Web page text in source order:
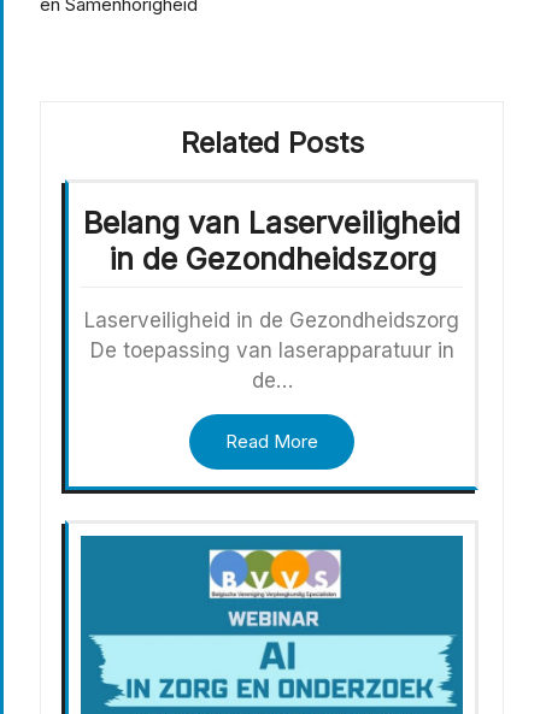
Related Posts
Belang van Laserveiligheid
in de Gezondheidszorg
Laserveiligheid in de Gezondheidszorg
De toepassing van laserapparatuur in
de…
Read More